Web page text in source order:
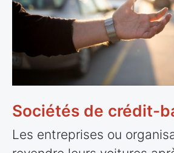
Sociétés de crédit-
Les entreprises ou